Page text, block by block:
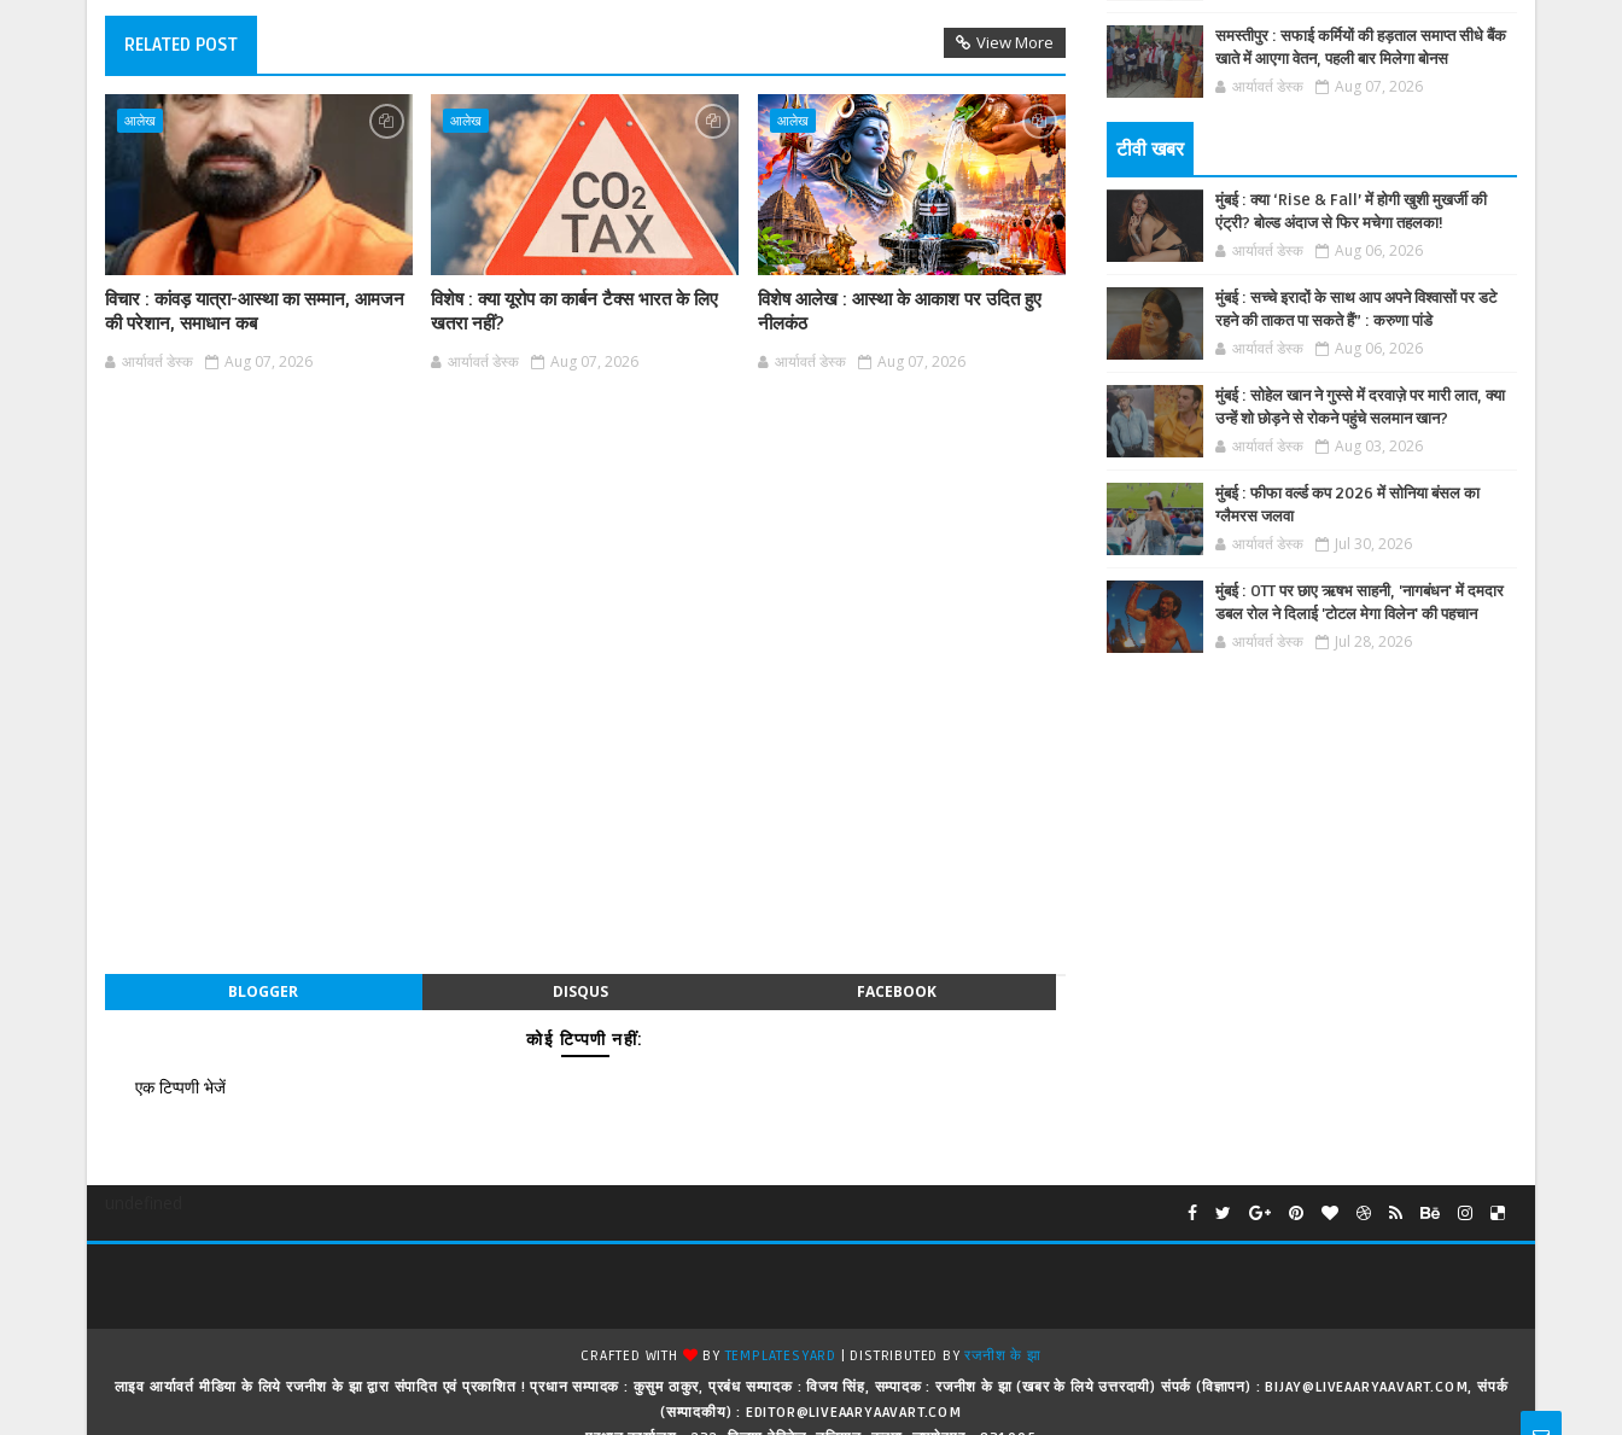
RELATED POST View More
आलेख
विचार : कांवड़ यात्रा-आस्था का सम्मान, आमजन
की परेशान, समाधान कब
आर्यावर्त डेस्क Aug 07, 2026
आलेख
विशेष : क्या यूरोप का कार्बन टैक्स भारत के लिए
खतरा नहीं?
आर्यावर्त डेस्क Aug 07, 2026
आलेख
विशेष आलेख : आस्था के आकाश पर उदित हुए
नीलकंठ
आर्यावर्त डेस्क Aug 07, 2026
BLOGGER DISQUS FACEBOOK
कोई टिप्पणी नहीं:
एक टिप्पणी भेजें
समस्तीपुर : सफाई कर्मियों की हड़ताल समाप्त सीधे बैंक
खाते में आएगा वेतन, पहली बार मिलेगा बोनस
आर्यावर्त डेस्क Aug 07, 2026
टीवी खबर
मुंबई : क्या ‘Rise & Fall’ में होगी खुशी मुखर्जी की
एंट्री? बोल्ड अंदाज से फिर मचेगा तहलका!
आर्यावर्त डेस्क Aug 06, 2026
मुंबई : सच्चे इरादों के साथ आप अपने विश्वासों पर डटे
रहने की ताकत पा सकते हैं” : करुणा पांडे
आर्यावर्त डेस्क Aug 06, 2026
मुंबई : सोहेल खान ने गुस्से में दरवाज़े पर मारी लात, क्या
उन्हें शो छोड़ने से रोकने पहुंचे सलमान खान?
आर्यावर्त डेस्क Aug 03, 2026
मुंबई : फीफा वर्ल्ड कप 2026 में सोनिया बंसल का
ग्लैमरस जलवा
आर्यावर्त डेस्क Jul 30, 2026
मुंबई : OTT पर छाए ऋषभ साहनी, 'नागबंधन' में दमदार
डबल रोल ने दिलाई 'टोटल मेगा विलेन' की पहचान
आर्यावर्त डेस्क Jul 28, 2026
CRAFTED WITH BYTEMPLATESYARD | DISTRIBUTED BYरजनीश के झा
लाइव आर्यावर्त मीडिया के लिये रजनीश के झा द्वारा संपादित एवं प्रकाशित ! प्रधान सम्पादक : कुसुम ठाकुर, प्रबंध सम्पादक : विजय सिंह, सम्पादक : रजनीश के झा (खबर के लिये उत्तरदायी) संपर्क (विज्ञापन) : BIJAY@LIVEAARYAAVART.COM, संपर्क
(सम्पादकीय) : EDITOR@LIVEAARYAAVART.COM